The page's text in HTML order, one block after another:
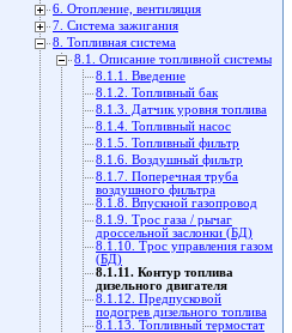
6. Отопление, вентиляция
7. Система зажигания
8. Топливная система
8.1. Описание топливной системы
8.1.1. Введение
8.1.2. Топливный бак
8.1.3. Датчик уровня топлива
8.1.4. Топливный насос
8.1.5. Топливный фильтр
8.1.6. Воздушный фильтр
8.1.7. Поперечная труба
воздушного фильтра
8.1.8. Впускной газопровод
8.1.9. Трос газа / рычаг
дроссельной заслонки (БД)
8.1.10. Трос управления газом
(БД)
8.1.11. Контур топлива
дизельного двигателя
8.1.12. Предпусковой
подогрев дизельного топлива
8.1.13. Топливный термостат